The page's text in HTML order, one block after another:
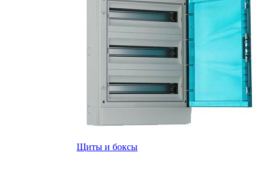
Щиты и боксы